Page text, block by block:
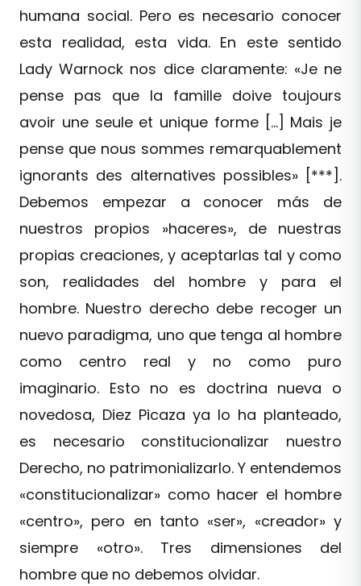
humana social. Pero es necesario conocer
esta realidad, esta vida. En este sentido
Lady Warnock nos dice claramente: «Je ne
pense pas que la famille doive toujours
avoir une seule et unique forme […] Mais je
pense que nous sommes remarquablement
ignorants des alternatives possibles» [***].
Debemos empezar a conocer más de
nuestros propios »haceres», de nuestras
propias creaciones, y aceptarlas tal y como
son, realidades del hombre y para el
hombre. Nuestro derecho debe recoger un
nuevo paradigma, uno que tenga al hombre
como centro real y no como puro
imaginario. Esto no es doctrina nueva o
novedosa, Diez Picaza ya lo ha planteado,
es necesario constitucionalizar nuestro
Derecho, no patrimonializarlo. Y entendemos
«constitucionalizar» como hacer el hombre
«centro», pero en tanto «ser», «creador» y
siempre «otro». Tres dimensiones del
hombre que no debemos olvidar.